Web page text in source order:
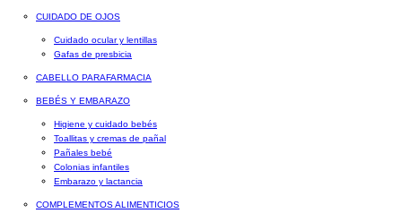
CUIDADO DE OJOS
Cuidado ocular y lentillas
Gafas de presbicia
CABELLO PARAFARMACIA
BEBÉS Y EMBARAZO
Higiene y cuidado bebés
Toallitas y cremas de pañal
Pañales bebé
Colonias infantiles
Embarazo y lactancia
COMPLEMENTOS ALIMENTICIOS